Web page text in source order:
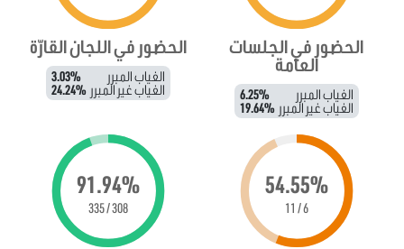
الحضور في الجلسات
العامة
الغياب المبرر 6.25%
الغياب غير المبرر 19.64%
الحضور في اللجان القارّة
الغياب المبرر 3.03%
الغياب غير المبرر 24.24%
54.55%
6 / 11
91.94%
308 / 335